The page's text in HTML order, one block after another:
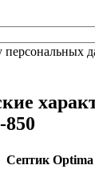
персональных
Септик Optima